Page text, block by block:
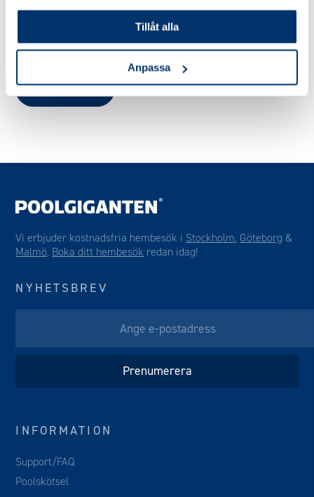
Tillåt alla
Anpassa
olika former av finansieringslösningar.
Finansiering
Vi erbjuder kostnadsfria hembesök i Stockholm, Göteborg &
Malmö. Boka ditt hembesök redan idag!
NYHETSBREV
INFORMATION
Support/FAQ
Poolskötsel